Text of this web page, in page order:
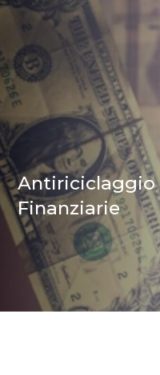
Antiriciclaggio
Finanziarie